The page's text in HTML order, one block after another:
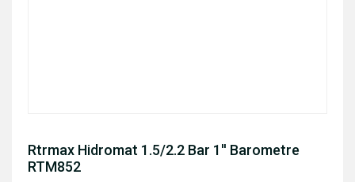
Rtrmax Hidromat 1.5/2.2 Bar 1'' Barometre
RTM852